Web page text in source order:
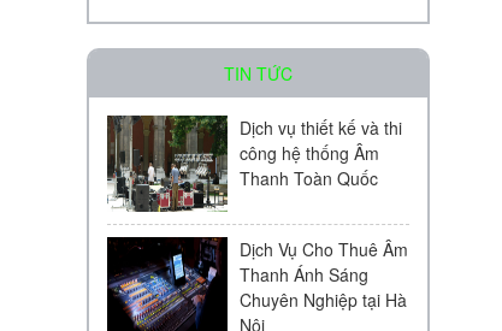
Amply chia 2 vùng KAC - J60D
Liên hệ
TIN TỨC
Dịch vụ thiết kế và thi
công hệ thống Âm
Thanh Toàn Quốc
Dịch Vụ Cho Thuê Âm
Thanh Ánh Sáng
Chuyên Nghiệp tại Hà
Nội